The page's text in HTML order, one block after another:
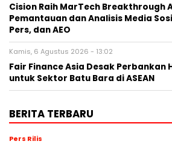
Cision Raih MarTech Breakthrough
Pemantauan dan Analisis Media
Pers, dan AEO
Kamis, 6 Agustus 2026 - 13:02
Fair Finance Asia Desak Perbankan
untuk Sektor Batu Bara di ASEAN
BERITA TERBARU
Pers Rilis